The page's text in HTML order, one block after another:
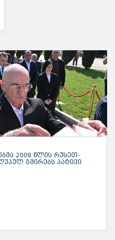
2008 ᲬᲚᲘᲡ ᲠᲣᲡᲔᲗ-
ᲒᲛᲘᲠᲔᲑᲡ ᲞᲐᲢᲘᲕᲘ